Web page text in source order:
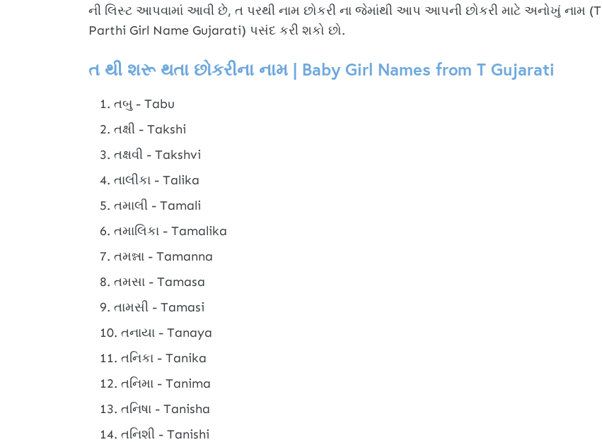
ની લિસ્ટ આપવામાં આવી છે, ત પરથી નામ છોકરી ના જેમાંથી આપ આપની છોકરી માટે અનોખું નામ (T
Parthi Girl Name Gujarati) પસંદ કરી શકો છો.
ત થી શરૂ થતા છોકરીના નામ | Baby Girl Names from T Gujarati
તબુ - Tabu
તક્ષી - Takshi
તક્ષવી - Takshvi
તાલીકા - Talika
તમાલી - Tamali
તમાલિકા - Tamalika
તમન્ના - Tamanna
તમસા - Tamasa
તામસી - Tamasi
તનાયા - Tanaya
તનિકા - Tanika
તનિમા - Tanima
તનિષા - Tanisha
તનિશી - Tanishi